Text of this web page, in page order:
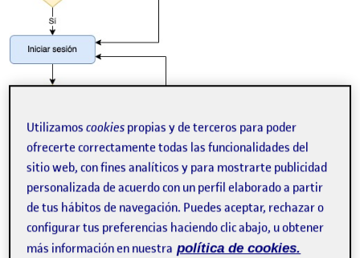
Utilizamoscookies propias y de terceros para poder
ofrecerte correctamente todas las funcionalidades del
sitio web, con fines analíticos y para mostrarte publicidad
personalizada de acuerdo con un perfil elaborado a partir
de tus hábitos de navegación. Puedes aceptar, rechazar o
configurar tus preferencias haciendo clic abajo, u obtener
más información en nuestra política de cookies.